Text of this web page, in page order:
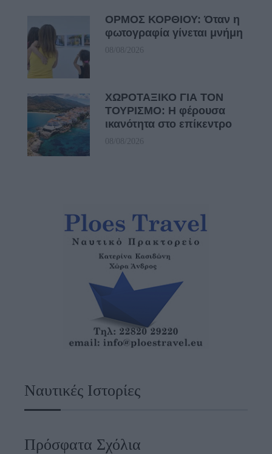
ΟΡΜΟΣ ΚΟΡΘΙΟΥ: Όταν η
φωτογραφία γίνεται μνήμη
08/08/2026
ΧΩΡΟΤΑΞΙΚΟ ΓΙΑ ΤΟΝ
ΤΟΥΡΙΣΜΟ: Η φέρουσα
ικανότητα στο επίκεντρο
08/08/2026
Ναυτικές Ιστορίες
Πρόσφατα Σχόλια